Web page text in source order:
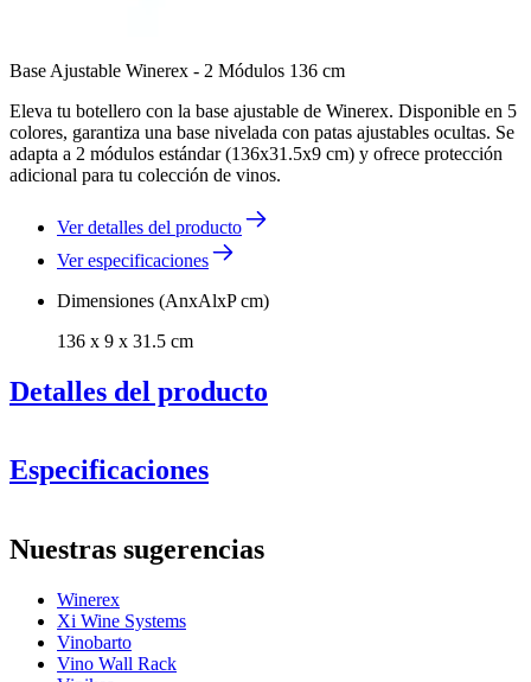
Base Ajustable Winerex - 2 Módulos 136 cm
Eleva tu botellero con la base ajustable de Winerex. Disponible en 5
colores, garantiza una base nivelada con patas ajustables ocultas. Se
adapta a 2 módulos estándar (136x31.5x9 cm) y ofrece protección
adicional para tu colección de vinos.
Ver detalles del producto
Ver especificaciones
Dimensiones (AnxAlxP cm)
136 x 9 x 31.5 cm
Detalles del producto
Especificaciones
Número de productoBXZP136
General
EntregaEnsamblado
ColocaciónSuelo
Nuestras sugerencias
Winerex
Xi Wine Systems
Vinobarto
Vino Wall Rack